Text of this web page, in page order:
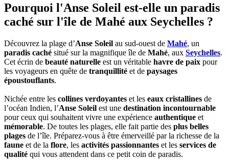
Pourquoi l'Anse Soleil est-elle un paradis
caché sur l'île de Mahé aux Seychelles ?
Découvrez la plage d’Anse Soleil au sud-ouest de Mahé, un
paradis caché situé sur la magnifique île de Mahé, aux Seychelles.
Cet écrin de beauté naturelle est un véritable havre de paix pour
les voyageurs en quête de tranquillité et de paysages
époustouflants.
Nichée entre les collines verdoyantes et les eaux cristallines de
l’océan Indien, l’Anse Soleil est une destination incontournable
pour ceux qui souhaitent vivre une expérience authentique et
mémorable. De toutes les plages, elle fait partie des plus belles
plages de l’île. Préparez-vous à être émerveillé par la richesse de la
faune et de la flore, les activités passionnantes et les services de
qualité qui vous attendent dans ce petit coin de paradis.